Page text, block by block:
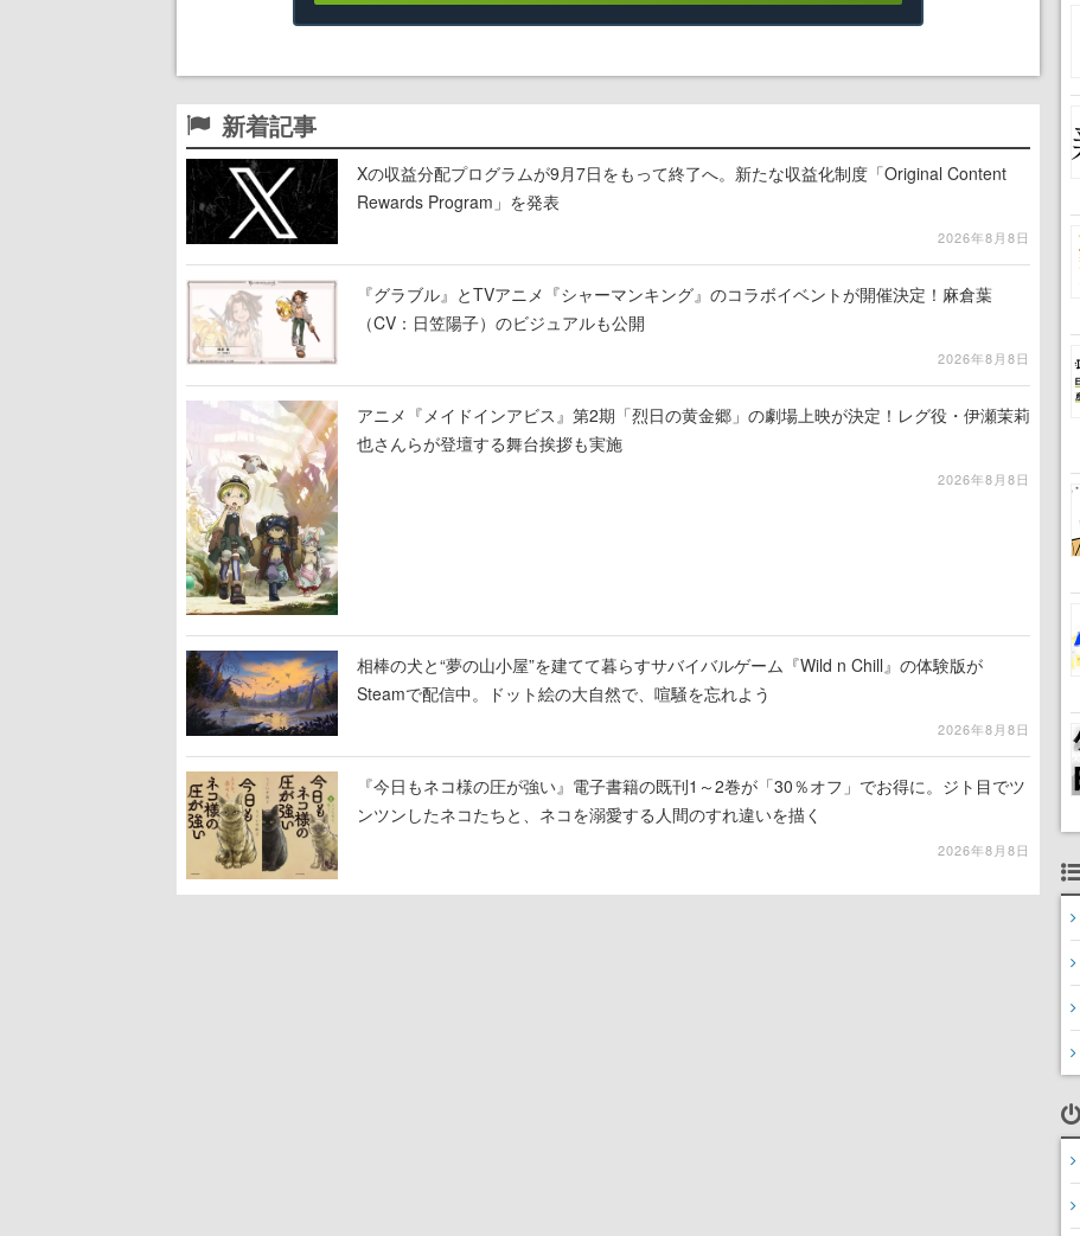
新着記事
Xの収益分配プログラムが9月7日をもって終了へ。新たな収益化制度「Original Content
Rewards Program」を発表
2026年8月8日
『グラブル』とTVアニメ『シャーマンキング』のコラボイベントが開催決定！麻倉葉
（CV：日笠陽子）のビジュアルも公開
2026年8月8日
アニメ『メイドインアビス』第2期「烈日の黄金郷」の劇場上映が決定！レグ役・伊瀬茉莉
也さんらが登壇する舞台挨拶も実施
2026年8月8日
相棒の犬と“夢の山小屋”を建てて暮らすサバイバルゲーム『Wild n Chill』の体験版が
Steamで配信中。ドット絵の大自然で、喧騒を忘れよう
2026年8月8日
『今日もネコ様の圧が強い』電子書籍の既刊1～2巻が「30％オフ」でお得に。ジト目でツ
ンツンしたネコたちと、ネコを溺愛する人間のすれ違いを描く
2026年8月8日